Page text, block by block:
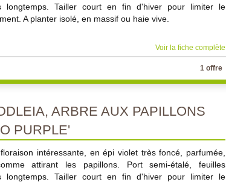
longtemps. Tailler court en fin d'hiver pour limiter le
A planter isolé, en massif ou haie vive.
Voir la fiche complète
1 offre
ARBRE AUX PAPILLONS
PURPLE'
intéressante, en épi violet très foncé, parfumée,
attirant les papillons. Port semi-étalé, feuilles
longtemps. Tailler court en fin d'hiver pour limiter le